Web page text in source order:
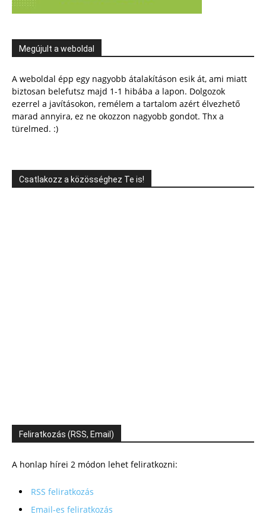
Megújult a weboldal
A weboldal épp egy nagyobb átalakításon esik át, ami miatt
biztosan belefutsz majd 1-1 hibába a lapon. Dolgozok
ezerrel a javításokon, remélem a tartalom azért élvezhető
marad annyira, ez ne okozzon nagyobb gondot. Thx a
türelmed. :)
Csatlakozz a közösséghez Te is!
Feliratkozás (RSS, Email)
A honlap hírei 2 módon lehet feliratkozni:
RSS feliratkozás
Email-es feliratkozás